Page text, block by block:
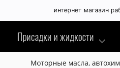
интернет магазин
Присадки и жидкости
Моторные масла,